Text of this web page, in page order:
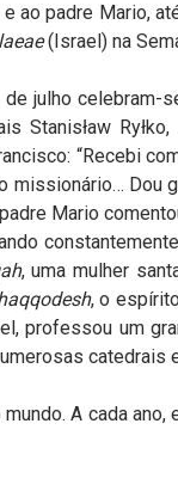
ao padre Mario,
(Israel) na
de julho
Ryłko,
“Recebi
missionário… Dou
Mario
, uma mulher
, o
professou um
catedrais
A cada ano,